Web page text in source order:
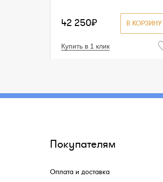
В КОРЗИНУ
42 250₽
Купить в 1 клик
Покупателям
Оплата и доставка